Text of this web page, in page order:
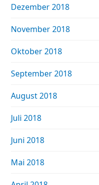
Dezember 2018
November 2018
Oktober 2018
September 2018
August 2018
Juli 2018
Juni 2018
Mai 2018